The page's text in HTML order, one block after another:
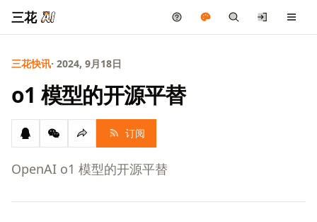
三花
三花快讯· 2024, 9月18日
o1 模型的开源平替
订阅
OpenAI o1 模型的开源平替